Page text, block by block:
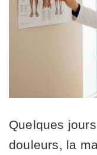
Quelques
douleurs, la